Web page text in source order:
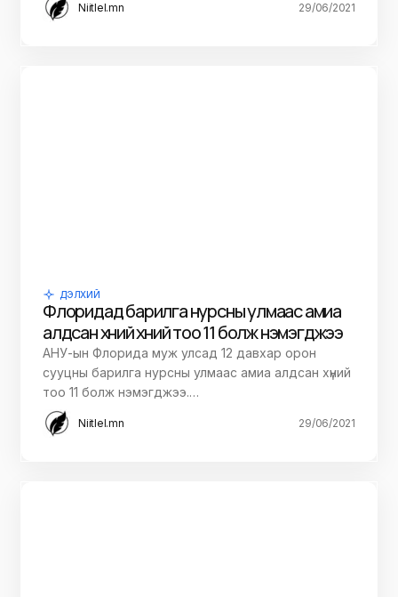
Niitlel.mn 29/06/2021
ДЭЛХИЙ
Флоридад барилга нурсны улмаас амиа
алдсан хүний хүний тоо 11 болж нэмэгджээ
АНУ-ын Флорида муж улсад 12 давхар орон
сууцны барилга нурсны улмаас амиа алдсан хүний
тоо 11 болж нэмэгджээ.…
Niitlel.mn 29/06/2021